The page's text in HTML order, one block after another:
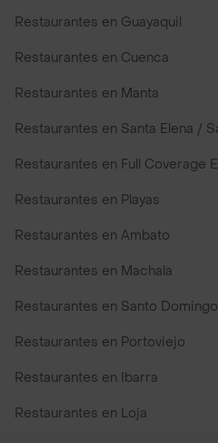
Restaurantes en Guayaquil
Restaurantes en Cuenca
Restaurantes en Manta
Restaurantes en Santa Elena /
Restaurantes en Full Coverage
Restaurantes en Playas
Restaurantes en Ambato
Restaurantes en Machala
Restaurantes en Santo Domingo
Restaurantes en Portoviejo
Restaurantes en Ibarra
Restaurantes en Loja